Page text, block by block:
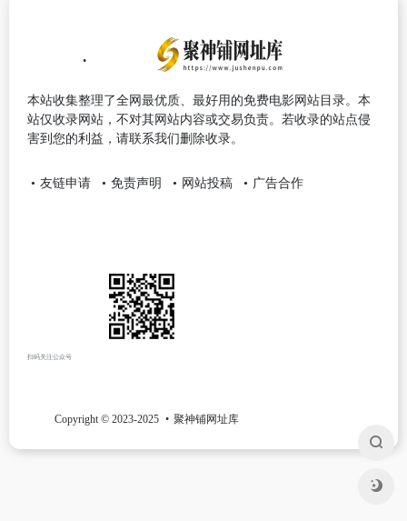
本站收集整理了全网最优质、最好用的免费电影网站目录。本
站仅收录网站，不对其网站内容或交易负责。若收录的站点侵
害到您的利益，请联系我们删除收录。
友链申请 免责声明 网站投稿 广告合作
扫码关注公众号
Copyright © 2023-2025 聚神铺网址库